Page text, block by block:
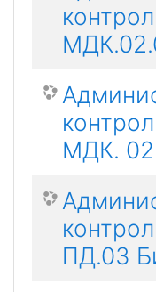
МДК.
ПД.03